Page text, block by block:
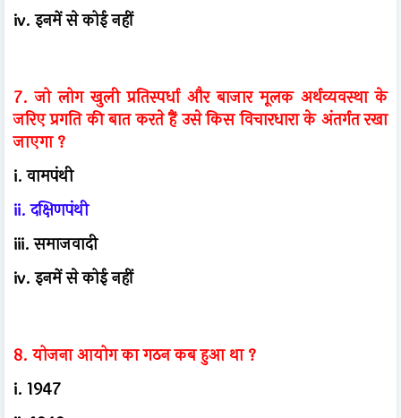
iv. इनमें से कोई नहीं
7. जो लोग खुली प्रतिस्पर्धा और बाजार मूलक अर्थव्यवस्था के
जरिए प्रगति की बात करते हैं उसे किस विचारधारा के अंतर्गत रखा
जाएगा ?
i. वामपंथी
ii. दक्षिणपंथी
iii. समाजवादी
iv. इनमें से कोई नहीं
8. योजना आयोग का गठन कब हुआ था ?
i. 1947